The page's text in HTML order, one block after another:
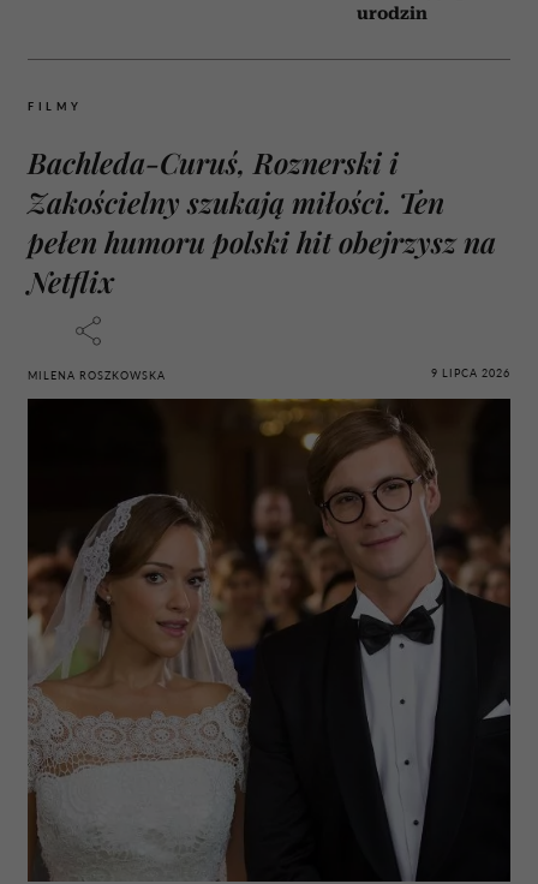
urodzin
FILMY
Bachleda-Curuś, Roznerski i
Zakościelny szukają miłości. Ten
pełen humoru polski hit obejrzysz na
Netflix
MILENA ROSZKOWSKA 9 LIPCA 2026